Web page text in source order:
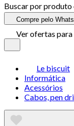
Buscar por produto
Compre pelo
Ver ofertas para
Le biscuit
Informática
Acessórios
Cabos, pen